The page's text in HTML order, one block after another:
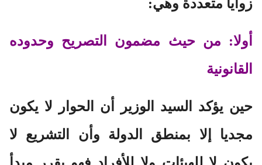
زوايا متعددة وهي:
أولا: من حيث مضمون التصريح وحدوده
القانونية
حين يؤكد السيد الوزير أن الحوار لا يكون
مجديا إلا بمنطق الدولة وأن التشريع لا